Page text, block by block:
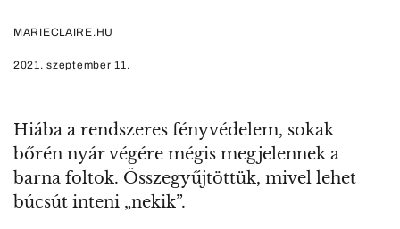
MARIECLAIRE.HU
2021. szeptember 11.
Hiába a rendszeres fényvédelem, sokak
bőrén nyár végére mégis megjelennek a
barna foltok. Összegyűjtöttük, mivel lehet
búcsút inteni „nekik”.